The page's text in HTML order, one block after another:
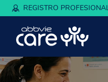
REGISTRO